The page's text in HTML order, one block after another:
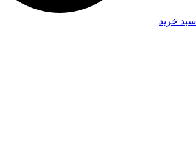
سبد خرید